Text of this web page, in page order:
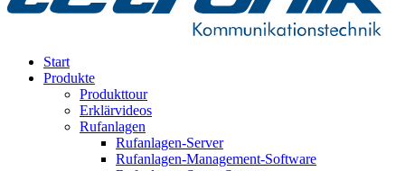
Start
Produkte
Produkttour
Erklärvideos
Rufanlagen
Rufanlagen-Server
Rufanlagen-Management-Software